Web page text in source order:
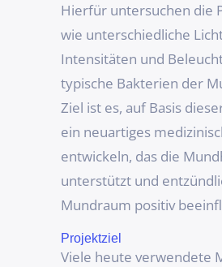
Hierfür untersuchen die
wie unterschiedliche
Intensitäten und
typische Bakterien der
Ziel ist es, auf Basis
ein neuartiges
entwickeln, das die
unterstützt und
Mundraum positiv
Projektziel
Viele heute verwendete